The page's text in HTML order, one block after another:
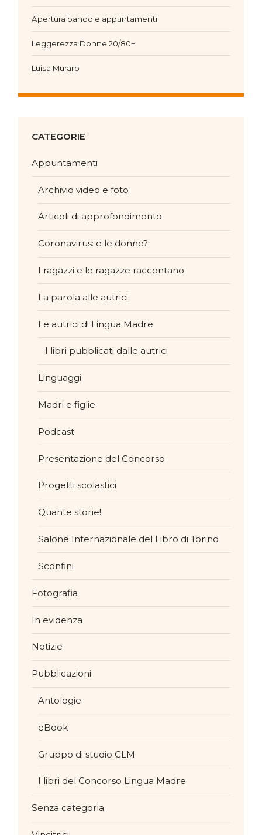
Apertura bando e appuntamenti
Leggerezza Donne 20/80+
Luisa Muraro
CATEGORIE
Appuntamenti
Archivio video e foto
Articoli di approfondimento
Coronavirus: e le donne?
I ragazzi e le ragazze raccontano
La parola alle autrici
Le autrici di Lingua Madre
I libri pubblicati dalle autrici
Linguaggi
Madri e figlie
Podcast
Presentazione del Concorso
Progetti scolastici
Quante storie!
Salone Internazionale del Libro di Torino
Sconfini
Fotografia
In evidenza
Notizie
Pubblicazioni
Antologie
eBook
Gruppo di studio CLM
I libri del Concorso Lingua Madre
Senza categoria